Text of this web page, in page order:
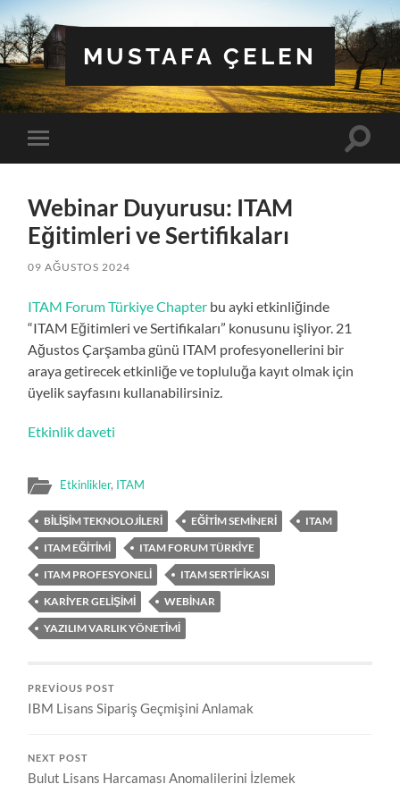
MUSTAFA ÇELEN
Toggle
mobile
Toggle
Webinar Duyurusu: ITAM
Eğitimleri ve Sertifikaları
09 AĞUSTOS 2024
ITAM Forum Türkiye Chapter bu ayki etkinliğinde
“ITAM Eğitimleri ve Sertifikaları” konusunu işliyor. 21
Ağustos Çarşamba günü ITAM profesyonellerini bir
araya getirecek etkinliğe ve topluluğa kayıt olmak için
üyelik sayfasını kullanabilirsiniz.
Etkinlik daveti
Etkinlikler, ITAM
BILIŞIM TEKNOLOJILERI EĞITIM SEMINERI
ITAM
ITAM EĞITIMI
ITAM FORUM TÜRKIYE
ITAM PROFESYONELI
ITAM SERTIFIKASI
KARIYER GELIŞIMI
WEBINAR
YAZILIM VARLIK YÖNETIMI
PREVIOUS POST
IBM Lisans Sipariş Geçmişini Anlamak
NEXT POST
Bulut Lisans Harcaması Anomalilerini İzlemek